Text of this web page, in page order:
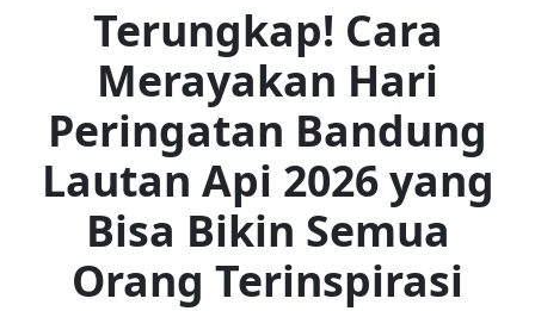
Terungkap! Cara
Merayakan Hari
Peringatan Bandung
Lautan Api 2026 yang
Bisa Bikin Semua
Orang Terinspirasi